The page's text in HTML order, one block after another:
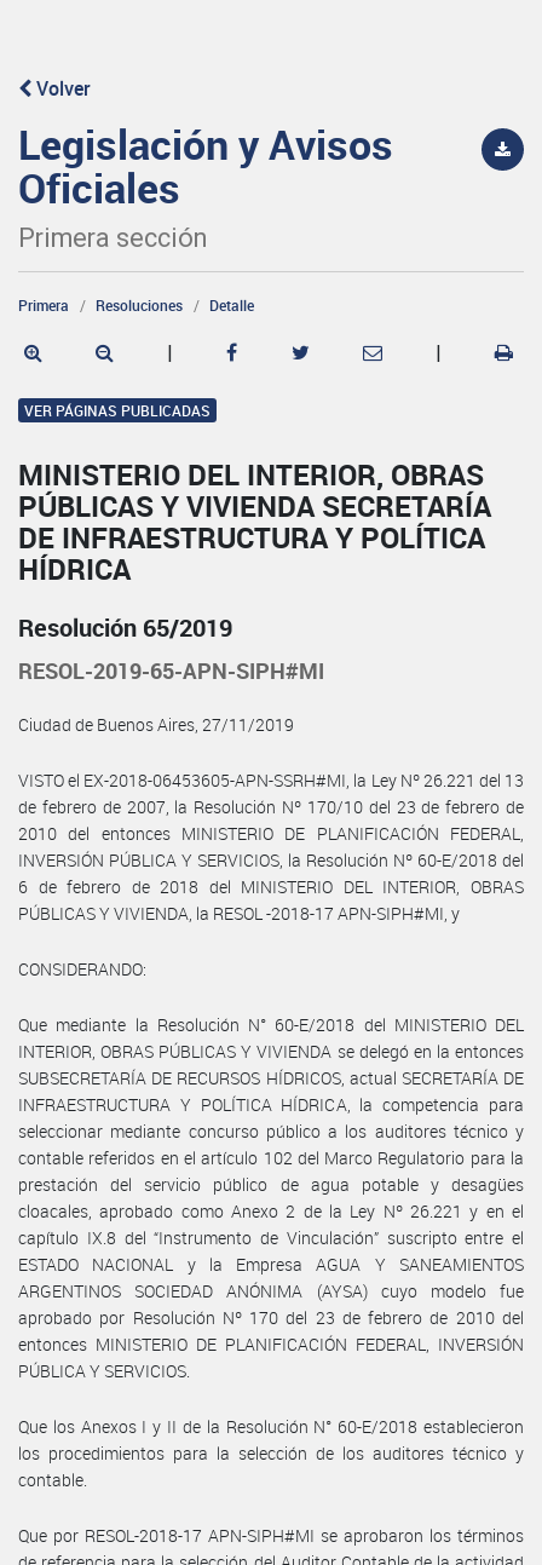
Volver
Legislación y Avisos
Oficiales
Primera sección
Primera Resoluciones Detalle
| |
VER PÁGINAS PUBLICADAS
MINISTERIO DEL INTERIOR, OBRAS
PÚBLICAS Y VIVIENDA SECRETARÍA
DE INFRAESTRUCTURA Y POLÍTICA
HÍDRICA
Resolución 65/2019
RESOL-2019-65-APN-SIPH#MI
Ciudad de Buenos Aires, 27/11/2019
VISTO el EX-2018-06453605-APN-SSRH#MI, la Ley Nº 26.221 del 13
de febrero de 2007, la Resolución Nº 170/10 del 23 de febrero de
2010 del entonces MINISTERIO DE PLANIFICACIÓN FEDERAL,
INVERSIÓN PÚBLICA Y SERVICIOS, la Resolución Nº 60-E/2018 del
6 de febrero de 2018 del MINISTERIO DEL INTERIOR, OBRAS
PÚBLICAS Y VIVIENDA, la RESOL -2018-17 APN-SIPH#MI, y
CONSIDERANDO:
Que mediante la Resolución N° 60-E/2018 del MINISTERIO DEL
INTERIOR, OBRAS PÚBLICAS Y VIVIENDA se delegó en la entonces
SUBSECRETARÍA DE RECURSOS HÍDRICOS, actual SECRETARÍA DE
INFRAESTRUCTURA Y POLÍTICA HÍDRICA, la competencia para
seleccionar mediante concurso público a los auditores técnico y
contable referidos en el artículo 102 del Marco Regulatorio para la
prestación del servicio público de agua potable y desagües
cloacales, aprobado como Anexo 2 de la Ley Nº 26.221 y en el
capítulo IX.8 del “Instrumento de Vinculación” suscripto entre el
ESTADO NACIONAL y la Empresa AGUA Y SANEAMIENTOS
ARGENTINOS SOCIEDAD ANÓNIMA (AYSA) cuyo modelo fue
aprobado por Resolución Nº 170 del 23 de febrero de 2010 del
entonces MINISTERIO DE PLANIFICACIÓN FEDERAL, INVERSIÓN
PÚBLICA Y SERVICIOS.
Que los Anexos I y II de la Resolución N° 60-E/2018 establecieron
los procedimientos para la selección de los auditores técnico y
contable.
Que por RESOL-2018-17 APN-SIPH#MI se aprobaron los términos